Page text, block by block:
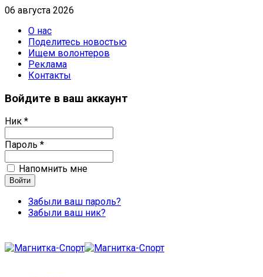
06 августа 2026
О нас
Поделитесь новостью
Ищем волонтеров
Реклама
Контакты
Войдите в ваш аккаунт
Ник *
Пароль *
Напомнить мне
Забыли ваш пароль?
Забыли ваш ник?